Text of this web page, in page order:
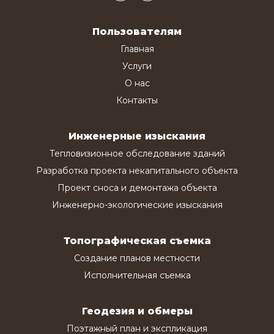
Пользователям
Главная
Услуги
О нас
Контакты
Инженерные изыскания
Тепловизионное обследование зданий
Разработка проекта некапитального объекта
Проект сноса и демонтажа объекта
Инженерно-экологические изыскания
Топографическая съемка
Создание планов местности
Исполнительная съемка
Геодезия и обмеры
Поэтажный план и экспликация